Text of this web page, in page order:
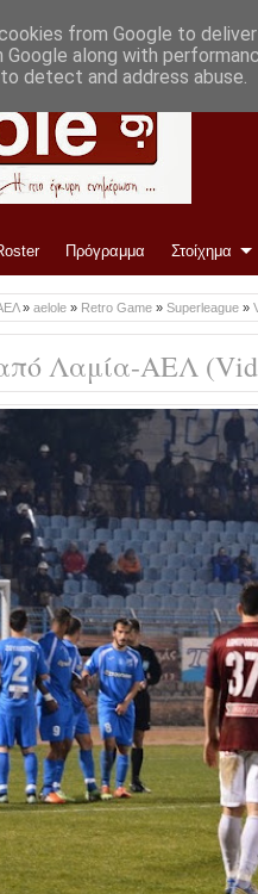
Πρόγραμμα Στοίχημα
» aelole » Retro Game » Superleague »
Λαμία-ΑΕΛ
from Google to
Google along with
detect and address abuse.